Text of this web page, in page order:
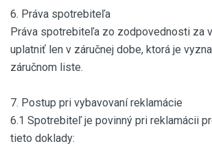
6. Práva spotrebiteľa
Práva spotrebiteľa zo zodpovednosti za
uplatniť len v záručnej dobe, ktorá je
záručnom liste.
7. Postup pri vybavovaní reklamácie
6.1 Spotrebiteľ je povinný pri reklamácii
tieto doklady: